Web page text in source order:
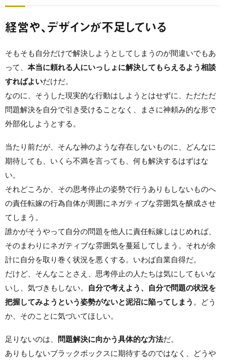
経営や、デザインが不足している
そもそも自分だけで解決しようとしてしまうのが間違いでもあ
って、 本当に頼れる人にいっしょに解決してもらえるよう相談
すればよいだけだ。
なのに、そうした現実的な行動はしようとはせずに、ただただ
問題解決を自分で引き受けることなく、まさに神頼み的な形で
外部化しようとする。
当たり前だが、そんな神のような存在しないものに、どんなに
期待しても、いくら不満を言っても、何も解決するはずはな
い。
それどころか、その思考停止の姿勢で行うありもしないものへ
の責任転嫁の行為自体が周囲にネガティブな雰囲気を醸成させ
てしまう。
誰かがそうやって自分の問題を他人に責任転嫁しはじめれば、
そのまわりにネガティブな雰囲気を蔓延してしまう。それが余
計に自分を取り巻く状況を悪くする。いわば自業自得だ。
だけど、そんなことさえ、思考停止の人たちは気にしてもいな
いし、気づきもしない。
自分で考えよう、自分で問題の状況を
把握してみようという姿勢がないと泥沼に陥ってしまう 。どう
か、そのことに気づいてほしい。
足りないのは、 問題解決に向かう具体的な方法だ。
ありもしないブラックボックスに期待するのではなく、どうや